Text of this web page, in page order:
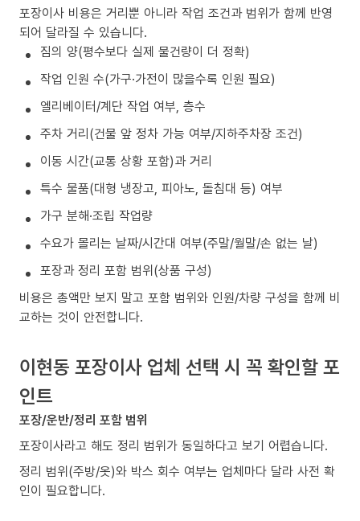
포장이사 비용은 거리뿐 아니라 작업 조건과 범위가 함께 반영
되어 달라질 수 있습니다.
짐의 양(평수보다 실제 물건량이 더 정확)
작업 인원 수(가구·가전이 많을수록 인원 필요)
엘리베이터/계단 작업 여부, 층수
주차 거리(건물 앞 정차 가능 여부/지하주차장 조건)
이동 시간(교통 상황 포함)과 거리
특수 물품(대형 냉장고, 피아노, 돌침대 등) 여부
가구 분해·조립 작업량
수요가 몰리는 날짜/시간대 여부(주말/월말/손 없는 날)
포장과 정리 포함 범위(상품 구성)
비용은 총액만 보지 말고 포함 범위와 인원/차량 구성을 함께 비
교하는 것이 안전합니다.
이현동 포장이사 업체 선택 시 꼭 확인할 포
인트
포장/운반/정리 포함 범위
포장이사라고 해도 정리 범위가 동일하다고 보기 어렵습니다.
정리 범위(주방/옷)와 박스 회수 여부는 업체마다 달라 사전 확
인이 필요합니다.